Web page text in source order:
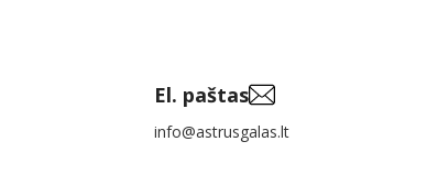
El. paštas
info@astrusgalas.lt